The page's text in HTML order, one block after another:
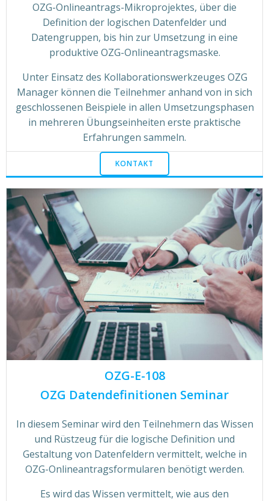
OZG-Onlineantrags-Mikroprojektes, über die
Definition der logischen Datenfelder und
Datengruppen, bis hin zur Umsetzung in eine
produktive OZG-Onlineantragsmaske.
Unter Einsatz des Kollaborationswerkzeuges OZG
Manager können die Teilnehmer anhand von in sich
geschlossenen Beispiele in allen Umsetzungsphasen
in mehreren Übungseinheiten erste praktische
Erfahrungen sammeln.
KONTAKT
OZG-E-108
OZG Datendefinitionen Seminar
In diesem Seminar wird den Teilnehmern das Wissen
und Rüstzeug für die logische Definition und
Gestaltung von Datenfeldern vermittelt, welche in
OZG-Onlineantragsformularen benötigt werden.
Es wird das Wissen vermittelt, wie aus den